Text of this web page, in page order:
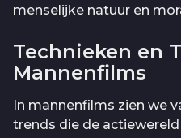
menselijke natuur en
Technieken en
Mannenfilms
In mannenfilms zien we
trends die de